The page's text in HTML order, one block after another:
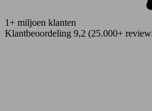
1+ miljoen klanten
Klantbeoordeling 9,2 (25.000+